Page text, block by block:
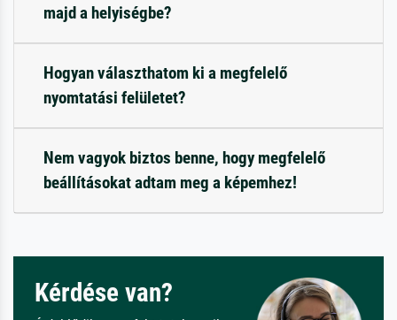
majd a helyiségbe?
Hogyan választhatom ki a megfelelő
nyomtatási felületet?
Nem vagyok biztos benne, hogy megfelelő
beállításokat adtam meg a képemhez!
Kérdése van?